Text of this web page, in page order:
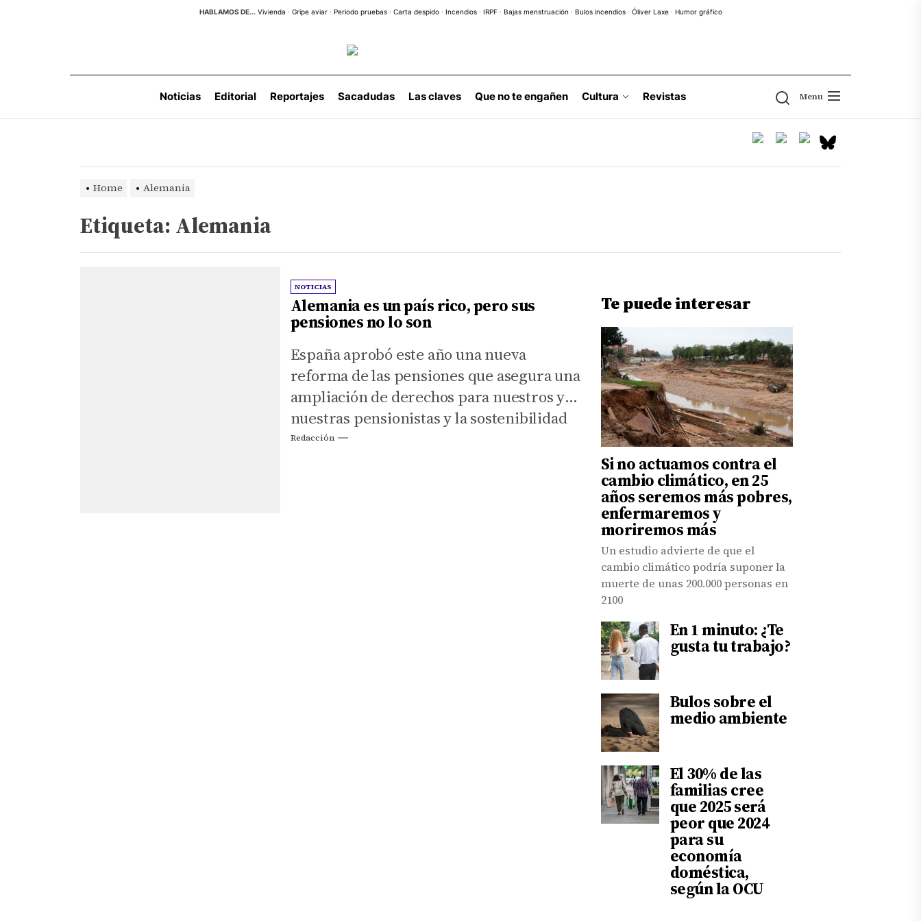
HABLAMOS DE... Vivienda · Gripe aviar· Periodo pruebas· Carta despido· Incendios· IRPF· Bajas menstruación · Bulos incendios· Óliver Laxe· Humor gráfico
Noticias Editorial Reportajes Sacadudas Las claves Que no te engañen Cultura Revistas Menu
Home Alemania
Etiqueta: Alemania
NOTICIAS
Alemania es un país rico, pero sus
pensiones no lo son
España aprobó este año una nueva
reforma de las pensiones que asegura una
ampliación de derechos para nuestros y
nuestras pensionistas y la sostenibilidad
del sistema público.
Redacción
Te puede interesar
Si no actuamos contra el
cambio climático, en 25
años seremos más pobres,
enfermaremos y
moriremos más
Un estudio advierte de que el
cambio climático podría suponer la
muerte de unas 200.000 personas en
2100
En 1 minuto: ¿Te
gusta tu trabajo?
Bulos sobre el
medio ambiente
El 30% de las
familias cree
que 2025 será
peor que 2024
para su
economía
doméstica,
según la OCU